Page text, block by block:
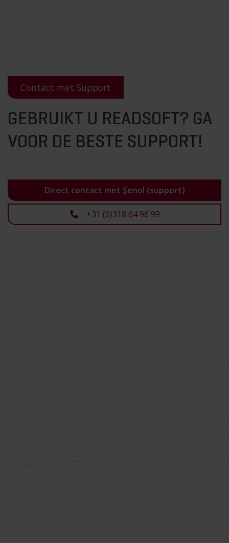
Contact met Support
GEBRUIKT U READSOFT? GA
VOOR DE BESTE SUPPORT!
Direct contact met Şenol (support)
+31 (0)318 64 96 99